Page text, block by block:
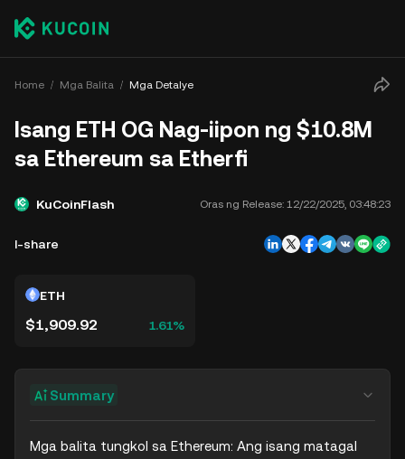
Home Mga Balita Mga Detalye
Isang ETH OG Nag-iipon ng $10.8M
sa Ethereum sa Etherfi
KuCoinFlash Oras ng Release: 12/22/2025, 03:48:23
I-share
ETH
$1,909.92 1.61%
Summary
Mga balita tungkol sa Ethereum: Ang isang matagal